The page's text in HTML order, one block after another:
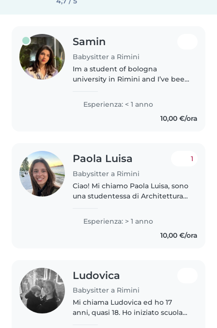
Samin
Babysitter a Rimini
Im a student of bologna
university in Rimini and I’ve been
really want to care of children i
love them, I can do draw and
teach them and I can teach..
Esperienza: < 1 anno
10,00 €/ora
Paola Luisa
Babysitter a Rimini
1
Ciao! Mi chiamo Paola Luisa, sono
una studentessa di Architettura e
affidabile, paziente ed energica,
Esperienza: > 1 anno
10,00 €/ora
Ludovica
Babysitter a Rimini
Mi chiama Ludovica ed ho 17
anni, quasi 18. Ho iniziato scuola